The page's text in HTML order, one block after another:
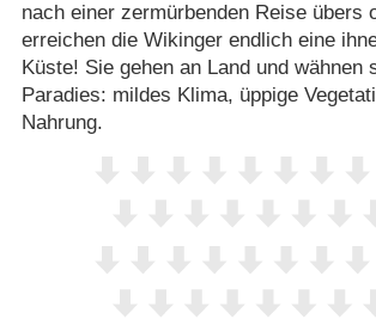
nach einer zermürbenden Reise übers
erreichen die Wikinger endlich eine
Küste! Sie gehen an Land und wähnen
Paradies: mildes Klima, üppige
Nahrung.